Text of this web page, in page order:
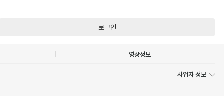
로그인
영상정보
사업자 정보